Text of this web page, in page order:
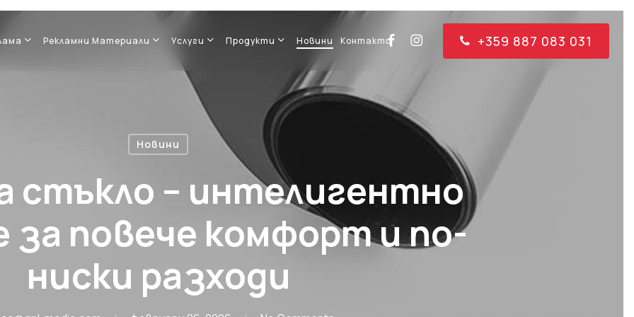
Рекламни Материали Услуги Продукти Новини Контактиfacebookinstagram +359 887 083 031
Новини
стъкло – интелигентно
за повече комфорт и по-
ниски разходи